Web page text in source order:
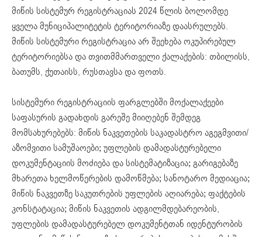
მიწის სისტემურ რეგისტრაციას 2024 წლის ბოლომდე
ყველა მუნიციპალიტეტის ტერიტორიაზე დაასრულებს.
მიწის სისტემური რეგისტრაცია არ შეეხება ოკუპირებულ
ტერიტორიებსა და თვითმმართველი ქალაქების: თბილისს,
ბათუმს, ქუთაისს, რუსთავსა და ფოთს.
სისტემური რეგისტრაციის ფარგლებში მოქალაქეები
საფასურის გადახდის გარეშე მიიღებენ შემდეგ
მომსახურებებს: მიწის ნაკვეთების საკადასტრო აგეგმვითი/
აზომვითი სამუშაოები; უფლების დამადასტურებელი
დოკუმენტაციის მოძიება და სისტემატიზაცია; გარიგებაზე
მხარეთა ხელმოწერების დამოწმება; სანოტარო მედიაცია;
მიწის ნაკვეთზე საკუთრების უფლების აღიარება; ფაქტების
კონსტატაცია; მიწის ნაკვეთის ადგილმდებარეობის,
უფლების დამადასტურებელ დოკუმენტთან იდენტურობის